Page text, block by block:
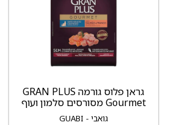
גואבי - GUABI
גראן פלוס גורמה GRAN PLUS
Gourmet מסורסים סלמון ועוף